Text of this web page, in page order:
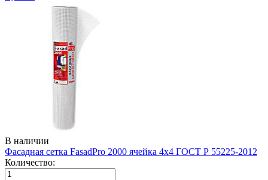
В наличии
Фасадная сетка FasadPro 2000 ячейка 4x4 ГОСТ Р 55225-2012
Количество: